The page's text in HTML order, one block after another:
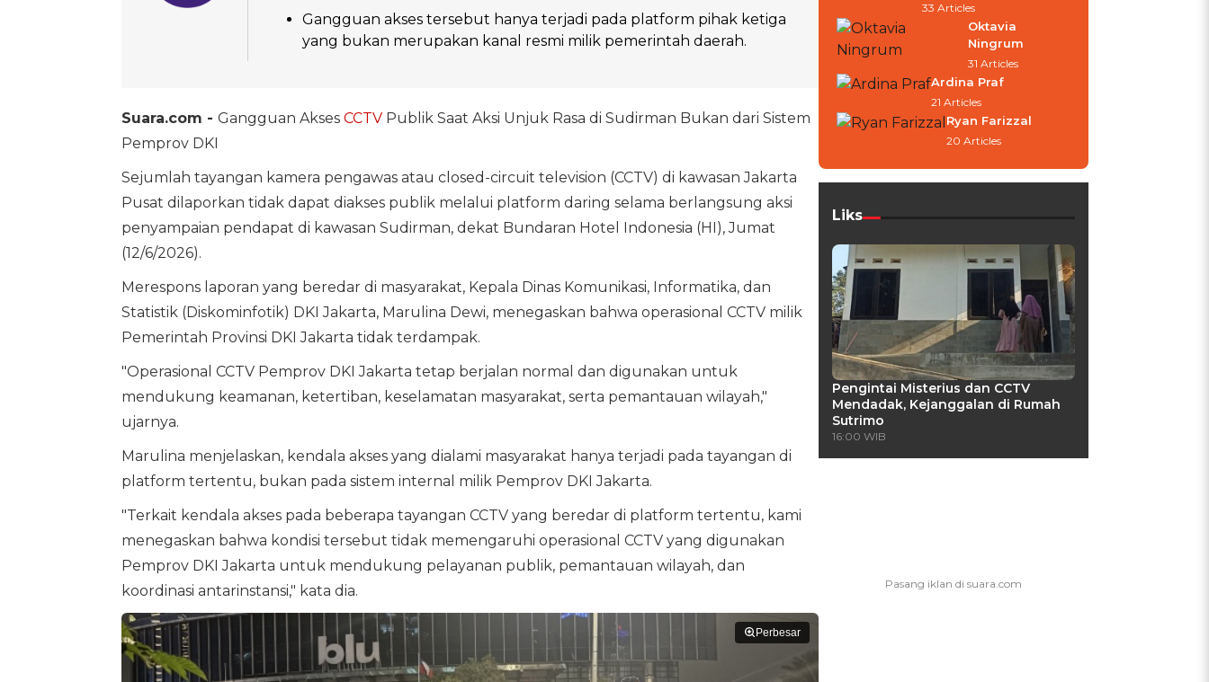
Gangguan akses tersebut hanya terjadi pada platform pihak ketiga
yang bukan merupakan kanal resmi milik pemerintah daerah.
Suara.com - Gangguan Akses CCTVPublik Saat Aksi Unjuk Rasa di Sudirman Bukan dari Sistem
Pemprov DKI
Sejumlah tayangan kamera pengawas atau closed-circuit television (CCTV) di kawasan Jakarta
Pusat dilaporkan tidak dapat diakses publik melalui platform daring selama berlangsung aksi
penyampaian pendapat di kawasan Sudirman, dekat Bundaran Hotel Indonesia (HI), Jumat
(12/6/2026).
Merespons laporan yang beredar di masyarakat, Kepala Dinas Komunikasi, Informatika, dan
Statistik (Diskominfotik) DKI Jakarta, Marulina Dewi, menegaskan bahwa operasional CCTV milik
Pemerintah Provinsi DKI Jakarta tidak terdampak.
"Operasional CCTV Pemprov DKI Jakarta tetap berjalan normal dan digunakan untuk
mendukung keamanan, ketertiban, keselamatan masyarakat, serta pemantauan wilayah,"
ujarnya.
Marulina menjelaskan, kendala akses yang dialami masyarakat hanya terjadi pada tayangan di
platform tertentu, bukan pada sistem internal milik Pemprov DKI Jakarta.
"Terkait kendala akses pada beberapa tayangan CCTV yang beredar di platform tertentu, kami
menegaskan bahwa kondisi tersebut tidak memengaruhi operasional CCTV yang digunakan
Pemprov DKI Jakarta untuk mendukung pelayanan publik, pemantauan wilayah, dan
koordinasi antarinstansi," kata dia.
Perbesar
33 Articles
Oktavia
Ningrum
31 Articles
Ardina Praf
21 Articles
Ryan Farizzal
20 Articles
Liks
Pengintai Misterius dan CCTV
Mendadak, Kejanggalan di Rumah
Sutrimo
16:00 WIB